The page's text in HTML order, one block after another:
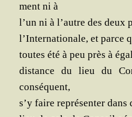
ment ni à
l’un ni à l’autre des deux
l’In­ter­na­tio­nale, et parce
toutes été à peu près à
dis­tance du lieu du
conséquent,
s’y faire repré­sen­ter